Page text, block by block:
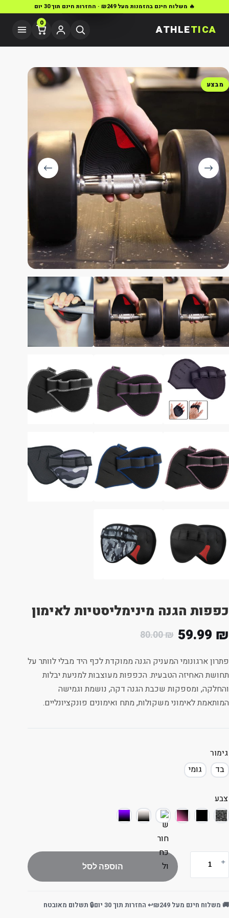
🔥 משלוח חינם בהזמנות מעל ₪249 · החזרות חינם תוך 30 יום
ATHLETICA
0
כפפות הגנה מינימליסטיות לאימון
80.00₪ 59.99 ₪
פתרון ארגונומי המעניק הגנה ממוקדת לכף היד מבלי לוותר על
תחושת האחיזה הטבעית. הכפפות מעוצבות למניעת יבלות
והחלקה, ומספקות שכבת הגנה דקה, נושמת וגמישה
המותאמת לאימוני משקולות, מתח ואימונים פונקציונליים.
גימור
בד גומי
צבע
הוספה לסל
🚚 משלוח חינם מעל ₪249 ↩️ החזרות תוך 30 יום 🔒 תשלום מאובטח